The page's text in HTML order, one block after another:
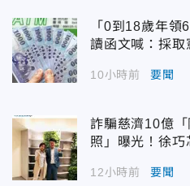
「0到18歲年領
讀函文喊：採取
10小時前 要聞
詐騙慈濟10億
照」曝光！徐巧
12小時前 要聞